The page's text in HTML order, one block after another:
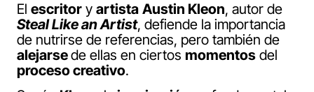
El escritor y artista Austin Kleon, autor de
Steal Like an Artist, defiende la importancia
de nutrirse de referencias, pero también de
alejarsede ellas en ciertos momentos del
proceso creativo.